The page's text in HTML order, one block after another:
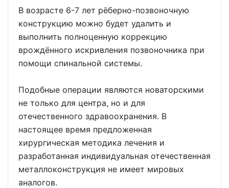
В возрасте 6-7 лет рёберно-позвоночную
конструкцию можно будет удалить и
выполнить полноценную коррекцию
врождённого искривления позвоночника при
помощи спинальной системы.
Подобные операции являются новаторскими
не только для центра, но и для
отечественного здравоохранения. В
настоящее время предложенная
хирургическая методика лечения и
разработанная индивидуальная отечественная
металлоконструкция не имеет мировых
аналогов.